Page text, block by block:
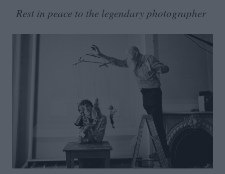
Rest in peace to the legendary photographer